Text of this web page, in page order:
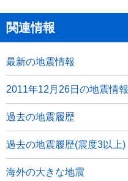
関連情報
最新の地震情報
2011年12月26日の地震情報
過去の地震履歴
過去の地震履歴(震度3以上)
海外の大きな地震